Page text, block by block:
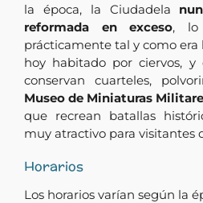
la época, la Ciudadela
reformada en exceso, lo
prácticamente tal y como era
hoy habitado porciervos, y
conservan cuarteles,
Museode Miniaturas
que recrean batallas
muy atractivo para visitantes
Horarios
Los horarios varían según la